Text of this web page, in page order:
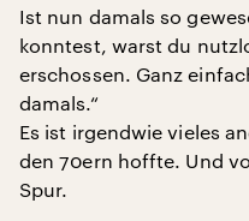
Ist nun damals so
konntest, warst du
erschossen. Ganz
damals.“
Es ist irgendwie vieles
den 70ern hoffte. Und
Spur.